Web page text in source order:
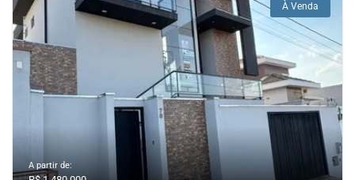
À Venda
A partir de: